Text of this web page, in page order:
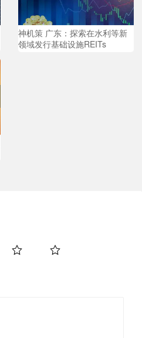
神机策 广东：探索在水利等新
领域发行基础设施REITs